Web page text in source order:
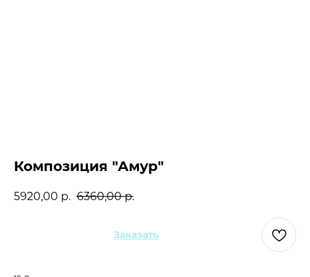
Композиция "Амур"
5920,00 р. 6360,00 р.
Заказать